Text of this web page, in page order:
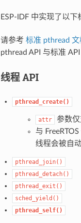
ESP-IDF 中实现了以下
请参考 标准 pthread 文
pthread API 与标准
线程 API
pthread_create()
attr
参数
与
线程会被自
pthread_join()
pthread_detach()
pthread_exit()
sched_yield()
pthread_self()